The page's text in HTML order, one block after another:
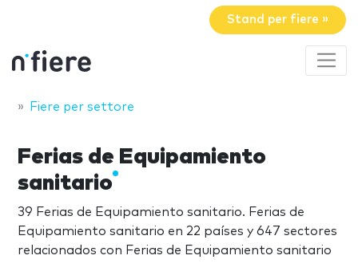
Stand per fiere »
Fiere per settore
Ferias de Equipamiento
sanitario
39 Ferias de Equipamiento sanitario. Ferias de
Equipamiento sanitario en 22 países y 647 sectores
relacionados con Ferias de Equipamiento sanitario